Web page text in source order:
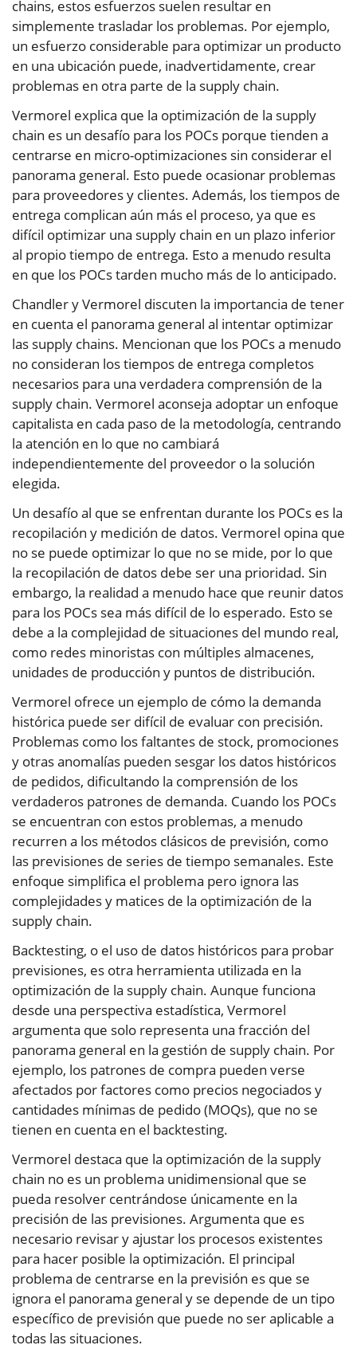
chains, estos esfuerzos suelen resultar en
simplemente trasladar los problemas. Por ejemplo,
un esfuerzo considerable para optimizar un producto
en una ubicación puede, inadvertidamente, crear
problemas en otra parte de la supply chain.
Vermorel explica que la optimización de la supply
chain es un desafío para los POCs porque tienden a
centrarse en micro-optimizaciones sin considerar el
panorama general. Esto puede ocasionar problemas
para proveedores y clientes. Además, los tiempos de
entrega complican aún más el proceso, ya que es
difícil optimizar una supply chain en un plazo inferior
al propio tiempo de entrega. Esto a menudo resulta
en que los POCs tarden mucho más de lo anticipado.
Chandler y Vermorel discuten la importancia de tener
en cuenta el panorama general al intentar optimizar
las supply chains. Mencionan que los POCs a menudo
no consideran los tiempos de entrega completos
necesarios para una verdadera comprensión de la
supply chain. Vermorel aconseja adoptar un enfoque
capitalista en cada paso de la metodología, centrando
la atención en lo que no cambiará
independientemente del proveedor o la solución
elegida.
Un desafío al que se enfrentan durante los POCs es la
recopilación y medición de datos. Vermorel opina que
no se puede optimizar lo que no se mide, por lo que
la recopilación de datos debe ser una prioridad. Sin
embargo, la realidad a menudo hace que reunir datos
para los POCs sea más difícil de lo esperado. Esto se
debe a la complejidad de situaciones del mundo real,
como redes minoristas con múltiples almacenes,
unidades de producción y puntos de distribución.
Vermorel ofrece un ejemplo de cómo la demanda
histórica puede ser difícil de evaluar con precisión.
Problemas como los faltantes de stock, promociones
y otras anomalías pueden sesgar los datos históricos
de pedidos, dificultando la comprensión de los
verdaderos patrones de demanda. Cuando los POCs
se encuentran con estos problemas, a menudo
recurren a los métodos clásicos de previsión, como
las previsiones de series de tiempo semanales. Este
enfoque simplifica el problema pero ignora las
complejidades y matices de la optimización de la
supply chain.
Backtesting, o el uso de datos históricos para probar
previsiones, es otra herramienta utilizada en la
optimización de la supply chain. Aunque funciona
desde una perspectiva estadística, Vermorel
argumenta que solo representa una fracción del
panorama general en la gestión de supply chain. Por
ejemplo, los patrones de compra pueden verse
afectados por factores como precios negociados y
cantidades mínimas de pedido (MOQs), que no se
tienen en cuenta en el backtesting.
Vermorel destaca que la optimización de la supply
chain no es un problema unidimensional que se
pueda resolver centrándose únicamente en la
precisión de las previsiones. Argumenta que es
necesario revisar y ajustar los procesos existentes
para hacer posible la optimización. El principal
problema de centrarse en la previsión es que se
ignora el panorama general y se depende de un tipo
específico de previsión que puede no ser aplicable a
todas las situaciones.